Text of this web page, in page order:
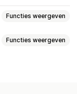
Functies weergeven
Functies weergeven